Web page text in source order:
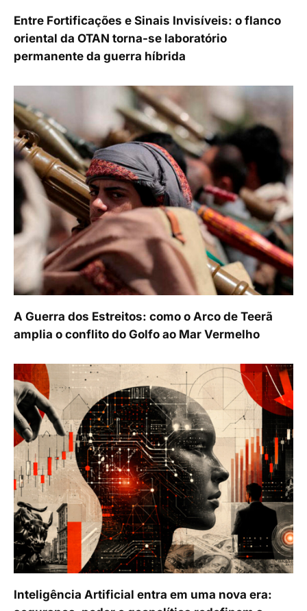
Entre Fortificações e Sinais Invisíveis: o flanco
oriental da OTAN torna-se laboratório
permanente da guerra híbrida
A Guerra dos Estreitos: como o Arco de Teerã
amplia o conflito do Golfo ao Mar Vermelho
Inteligência Artificial entra em uma nova era: